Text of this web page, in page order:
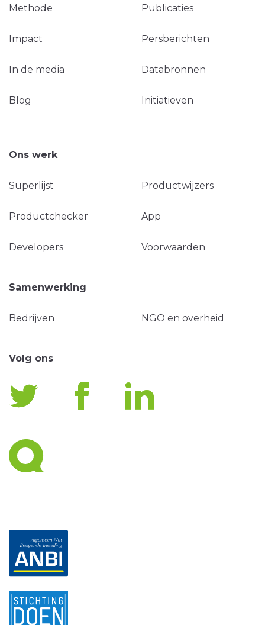
Methode Publicaties
Impact Persberichten
In de media Databronnen
Blog Initiatieven
Ons werk
Superlijst Productwijzers
Productchecker App
Developers Voorwaarden
Samenwerking
Bedrijven NGO en overheid
Volg ons